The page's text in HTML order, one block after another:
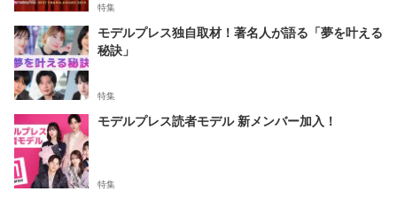
特集
モデルプレス独自取材！著名人が語る「夢を叶える
秘訣」
特集
モデルプレス読者モデル 新メンバー加入！
特集